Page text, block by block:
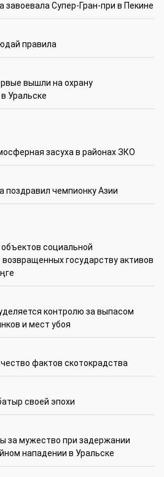
Супер-Гран-при в Пекине
правила
вышли на охрану
Уральске
засуха в районах ЗКО
поздравил чемпионку Азии
социальной
государству активов
контролю за выпасом
и мест убоя
фактов скотокрадства
своей эпохи
за мужество при задержании
нападении в Уральске